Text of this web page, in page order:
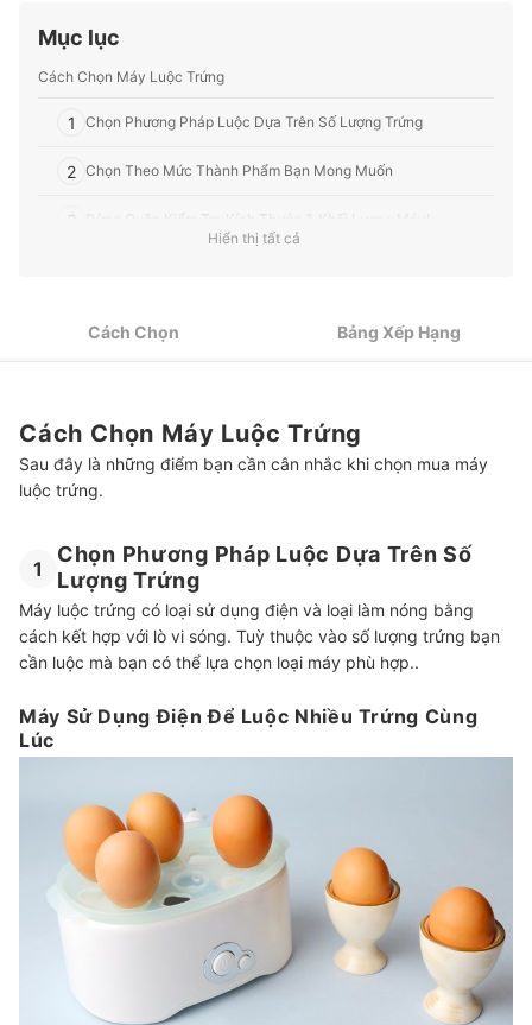
Mục lục
Cách Chọn Máy Luộc Trứng
1 Chọn Phương Pháp Luộc Dựa Trên Số Lượng Trứng
2 Chọn Theo Mức Thành Phẩm Bạn Mong Muốn
3 Đừng Quên Kiểm Tra Kích Thước & Khối Lượng Máy!
Máy Luộc Trứng Nhanh Gọn Và Tiện Lợi
Hiển thị tất cả
Cách Chọn Bảng Xếp Hạng
Cách Chọn Máy Luộc Trứng
Sau đây là những điểm bạn cần cân nhắc khi chọn mua máy
luộc trứng.
1
Chọn Phương Pháp Luộc Dựa Trên Số
Lượng Trứng
Máy luộc trứng có loại sử dụng điện và loại làm nóng bằng
cách kết hợp với lò vi sóng. Tuỳ thuộc vào số lượng trứng bạn
cần luộc mà bạn có thể lựa chọn loại máy phù hợp..
Máy Sử Dụng Điện Để Luộc Nhiều Trứng Cùng
Lúc